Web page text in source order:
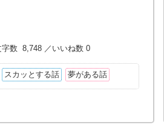
字数 8,748 ／いいね数 0
スカッとする話 夢がある話